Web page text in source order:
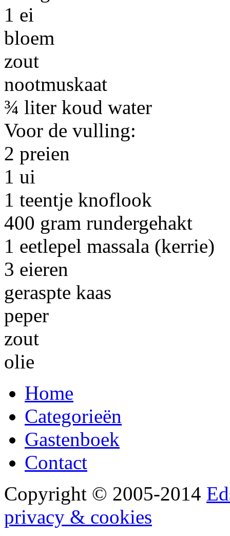
1 ei
bloem
zout
nootmuskaat
¾ liter koud water
Voor de vulling:
2 preien
1 ui
1 teentje knoflook
400 gram rundergehakt
1 eetlepel massala (kerrie)
3 eieren
geraspte kaas
peper
zout
olie
Home
Categorieën
Gastenboek
Contact
Copyright © 2005-2014
privacy & cookies